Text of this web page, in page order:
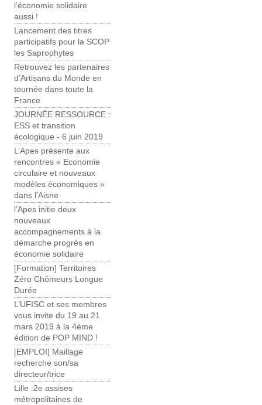
l’économie solidaire
aussi !
Lancement des titres
participatifs pour la SCOP
les Saprophytes
Retrouvez les partenaires
d’Artisans du Monde en
tournée dans toute la
France
JOURNÉE RESSOURCE :
ESS et transition
écologique - 6 juin 2019
L’Apes présente aux
rencontres « Economie
circulaire et nouveaux
modèles économiques »
dans l’Aisne
l’Apes initie deux
nouveaux
accompagnements à la
démarche progrès en
économie solidaire
[Formation] Territoires
Zéro Chômeurs Longue
Durée
L’UFISC et ses membres
vous invite du 19 au 21
mars 2019 à la 4ème
édition de POP MIND !
[EMPLOI] Maillage
recherche son/sa
directeur/trice
Lille :2e assises
métropolitaines de